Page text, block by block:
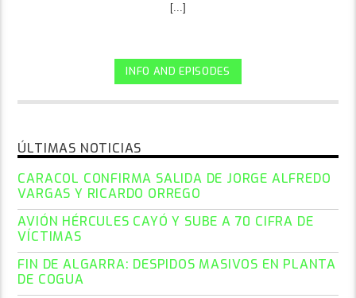
[...]
INFO AND EPISODES
ÚLTIMAS NOTICIAS
CARACOL CONFIRMA SALIDA DE JORGE ALFREDO
VARGAS Y RICARDO ORREGO
AVIÓN HÉRCULES CAYÓ Y SUBE A 70 CIFRA DE
VÍCTIMAS
FIN DE ALGARRA: DESPIDOS MASIVOS EN PLANTA
DE COGUA